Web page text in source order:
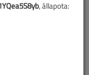
, állapota: